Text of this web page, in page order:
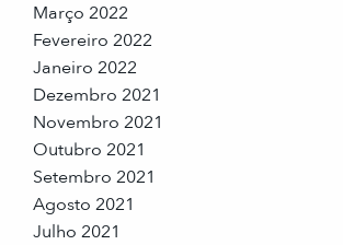
Março 2022
Fevereiro 2022
Janeiro 2022
Dezembro 2021
Novembro 2021
Outubro 2021
Setembro 2021
Agosto 2021
Julho 2021